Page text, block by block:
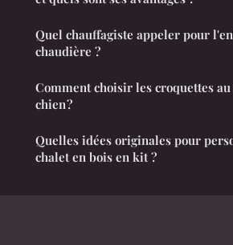
Quel chauffagiste appeler pour
chaudière ?
Comment choisir les croquettes
chien ?
Quelles idées originales pour
chalet en bois en kit ?